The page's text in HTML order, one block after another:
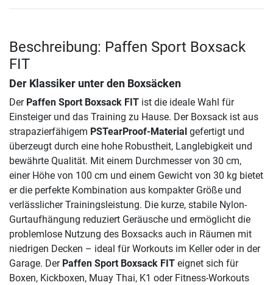
Beschreibung: Paffen Sport Boxsack
FIT
Der Klassiker unter den Boxsäcken
Der Paffen Sport Boxsack FIT ist die ideale Wahl für
Einsteiger und das Training zu Hause. Der Boxsack ist aus
strapazierfähigem PSTearProof-Material gefertigt und
überzeugt durch eine hohe Robustheit, Langlebigkeit und
bewährte Qualität. Mit einem Durchmesser von 30 cm,
einer Höhe von 100 cm und einem Gewicht von 30 kg bietet
er die perfekte Kombination aus kompakter Größe und
verlässlicher Trainingsleistung. Die kurze, stabile Nylon-
Gurtaufhängung reduziert Geräusche und ermöglicht die
problemlose Nutzung des Boxsacks auch in Räumen mit
niedrigen Decken – ideal für Workouts im Keller oder in der
Garage. Der Paffen Sport Boxsack FIT eignet sich für
Boxen, Kickboxen, Muay Thai, K1 oder Fitness-Workouts